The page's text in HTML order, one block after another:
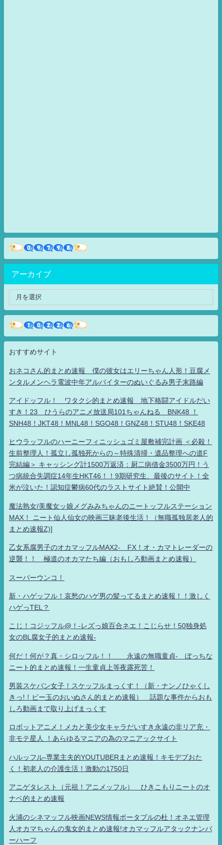
アーカイブ
おすすめサイト
おネコさん的まとめ速報 僕の彼女はエリーちゃん人形！豆腐メ
ンタルメンヘラ電波中年アルバイターのぬいぐるみ男子末路編
アイドッフル！ ワタクシ的まとめ速報 地下格闘アイドルだい
すき！23 ひうらのアニメ放送局101ちゃんねる BNK48 ！
SNH48！JKT48！MNL48！SGO48！GNZ48！STU48！SKE48
ヒウラッフルのハーニーフィニッシュゴミ屋敷補完計画 ＜必殺！
生前整理人！孤立し孤独死からの～特殊清掃・遺品整理への道F
完結編＞ キャッシング計1500万返済：厨二病借金3500万円！う
つ病統合失調症14年生HKT46！！9期研究生、最後のサイト！全
米が泣いた！認知症鬱病60代のラストサイト絶賛！公開中
魔法熟女/美魔女ッ娘メグみみちゃんのニートッフルステーション
MAX！ ニート仙人仙女の映画三昧老後生活！（無職孤独居老人的
まとめ速報Z)]
乙女系腐男子のオカマッフルMAX2- FX！オ・カマトレーダーの
逆襲！！ 極道のオカマたち編（おもしろ動画まとめ速報）
スーパーウンコ！
新・ハゲッフル！哀愁のハゲ男の髪ってるまとめ速報！！激しく
ハゲっTEL？
こじ！コジッフル@！-レズっ娘百合ネエ！こじらせ！50独身処
女のBL腐女子的まとめ速報-
何だ！何が？真・シロッフル！！ 永遠の無職童貞- ぼっちな
ニート的まとめ速報！一生童貞上等夜露死苦！
男装スケバン女子！スケッフルまっくす！（新・ナンノひゃくし
きっ!！ビー玉のおいぬさん的まとめ速報） 話題な事件からおも
しろ動画まで取り上げまっくす
ロボットアニメ！メカと美少女キャラだいすき永遠の非リア充・
非モテ星人 ！あらゆるマニアの為のマニアックサイト
ハルッフル-専業主夫的YOUTUBERまとめ速報！キモデブおた
く！初老人の介護生活！激動の1750日
アニゲタレスト（元祖！アニメッフル） ひきこもりニートのオ
ナベ的まとめ速報
火浦のシネマッフル映画NEWS情報ポータブルの杜！オネエ管理
人オカマちゃんの鬼女的まとめ速報!オカマッフルアタックナンバ
ーハーフ